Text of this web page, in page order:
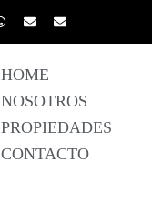
HOME
NOSOTROS
PROPIEDADES
CONTACTO